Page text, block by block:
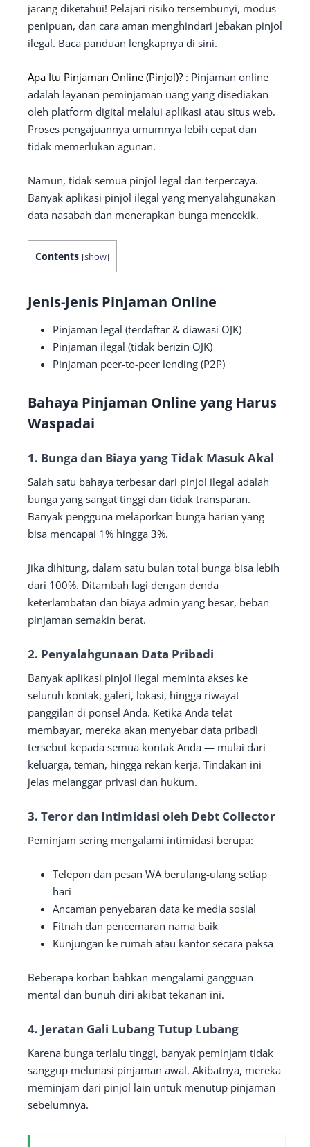
jarang diketahui! Pelajari risiko tersembunyi, modus
penipuan, dan cara aman menghindari jebakan pinjol
ilegal. Baca panduan lengkapnya di sini.
Apa Itu Pinjaman Online (Pinjol)? : Pinjaman online
adalah layanan peminjaman uang yang disediakan
oleh platform digital melalui aplikasi atau situs web.
Proses pengajuannya umumnya lebih cepat dan
tidak memerlukan agunan.
Namun, tidak semua pinjol legal dan terpercaya.
Banyak aplikasi pinjol ilegal yang menyalahgunakan
data nasabah dan menerapkan bunga mencekik.
Contents [show]
Jenis-Jenis Pinjaman Online
Pinjaman legal (terdaftar & diawasi OJK)
Pinjaman ilegal (tidak berizin OJK)
Pinjaman peer-to-peer lending (P2P)
Bahaya Pinjaman Online yang Harus
Waspadai
1. Bunga dan Biaya yang Tidak Masuk Akal
Salah satu bahaya terbesar dari pinjol ilegal adalah
bunga yang sangat tinggi dan tidak transparan.
Banyak pengguna melaporkan bunga harian yang
bisa mencapai 1% hingga 3%.
Jika dihitung, dalam satu bulan total bunga bisa lebih
dari 100%. Ditambah lagi dengan denda
keterlambatan dan biaya admin yang besar, beban
pinjaman semakin berat.
2. Penyalahgunaan Data Pribadi
Banyak aplikasi pinjol ilegal meminta akses ke
seluruh kontak, galeri, lokasi, hingga riwayat
panggilan di ponsel Anda. Ketika Anda telat
membayar, mereka akan menyebar data pribadi
tersebut kepada semua kontak Anda — mulai dari
keluarga, teman, hingga rekan kerja. Tindakan ini
jelas melanggar privasi dan hukum.
3. Teror dan Intimidasi oleh Debt Collector
Peminjam sering mengalami intimidasi berupa:
Telepon dan pesan WA berulang-ulang setiap
hari
Ancaman penyebaran data ke media sosial
Fitnah dan pencemaran nama baik
Kunjungan ke rumah atau kantor secara paksa
Beberapa korban bahkan mengalami gangguan
mental dan bunuh diri akibat tekanan ini.
4. Jeratan Gali Lubang Tutup Lubang
Karena bunga terlalu tinggi, banyak peminjam tidak
sanggup melunasi pinjaman awal. Akibatnya, mereka
meminjam dari pinjol lain untuk menutup pinjaman
sebelumnya.